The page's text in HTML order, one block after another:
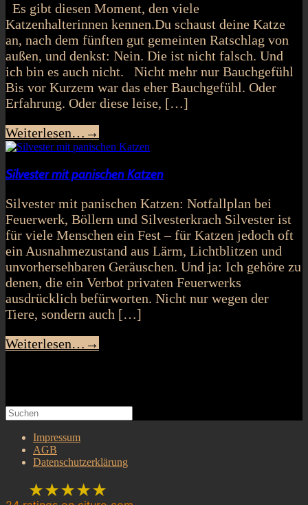
Es gibt diesen Moment, den viele
Katzenhalterinnen kennen.Du schaust deine Katze
an, nach dem fünften gut gemeinten Ratschlag von
außen, und denkst: Nein. Die ist nicht falsch. Und
ich bin es auch nicht. Nicht mehr nur Bauchgefühl
Bis vor Kurzem war das eher Bauchgefühl. Oder
Erfahrung. Oder diese leise, […]
Weiterlesen… →
Silvester mit panischen Katzen
Silvester mit panischen Katzen: Notfallplan bei
Feuerwerk, Böllern und Silvesterkrach Silvester ist
für viele Menschen ein Fest – für Katzen jedoch oft
ein Ausnahmezustand aus Lärm, Lichtblitzen und
unvorhersehbaren Geräuschen. Und ja: Ich gehöre zu
denen, die ein Verbot privaten Feuerwerks
ausdrücklich befürworten. Nicht nur wegen der
Tiere, sondern auch […]
Weiterlesen… →
Suchen
Impressum
AGB
Datenschutzerklärung
★★★★★